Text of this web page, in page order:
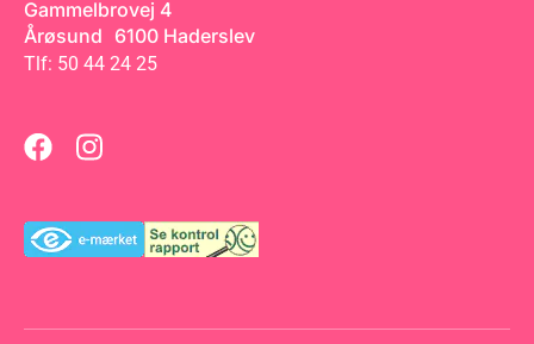
Gammelbrovej 4
Årøsund 6100 Haderslev
Tlf: 50 44 24 25